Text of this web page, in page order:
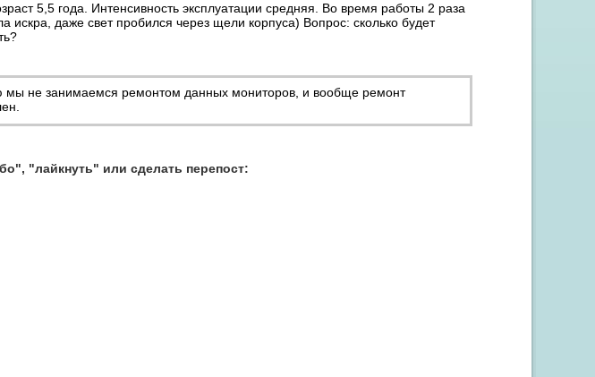
5,5 года. Интенсивность эксплуатации средняя. Во время работы 2 раза
искра, даже свет пробился через щели корпуса) Вопрос: сколько будет
мы не занимаемся ремонтом данных мониторов, и вообще ремонт
"лайкнуть" или сделать перепост: